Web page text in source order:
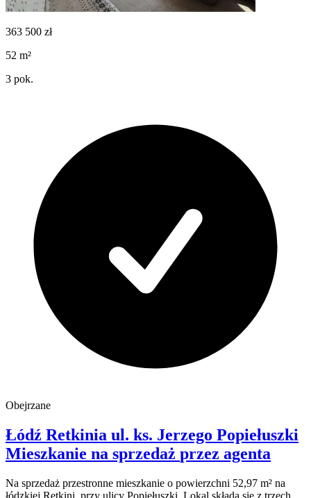
363 500 zł
52 m²
3 pok.
Obejrzane
Łódź Retkinia ul. ks. Jerzego Popiełuszki
Mieszkanie na sprzedaż przez agenta
Na sprzedaż przestronne mieszkanie o powierzchni 52,97 m² na
łódzkiej Retkini, przy ulicy Popiełuszki. Lokal składa się z trzech